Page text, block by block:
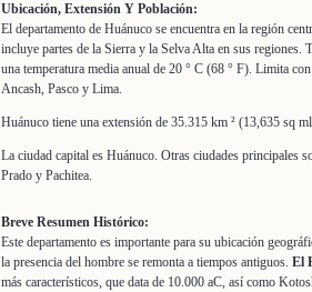
Ubicación, Extensión Y Población:
El departamento de Huánuco se encuentra en la región
incluye partes de la Sierra y la Selva Alta en sus
una temperatura media anual de 20 ° C (68 ° F). Limita
Ancash, Pasco y Lima.
Huánuco tiene una extensión de 35.315 km ² (13,635 sq
La ciudad capital es Huánuco. Otras ciudades
Prado y Pachitea.
Breve Resumen Histórico:
Este departamento es importante para su ubicación
la presencia del hombre se remonta a tiempos antiguos. El
más característicos, que data de 10.000 aC, así como